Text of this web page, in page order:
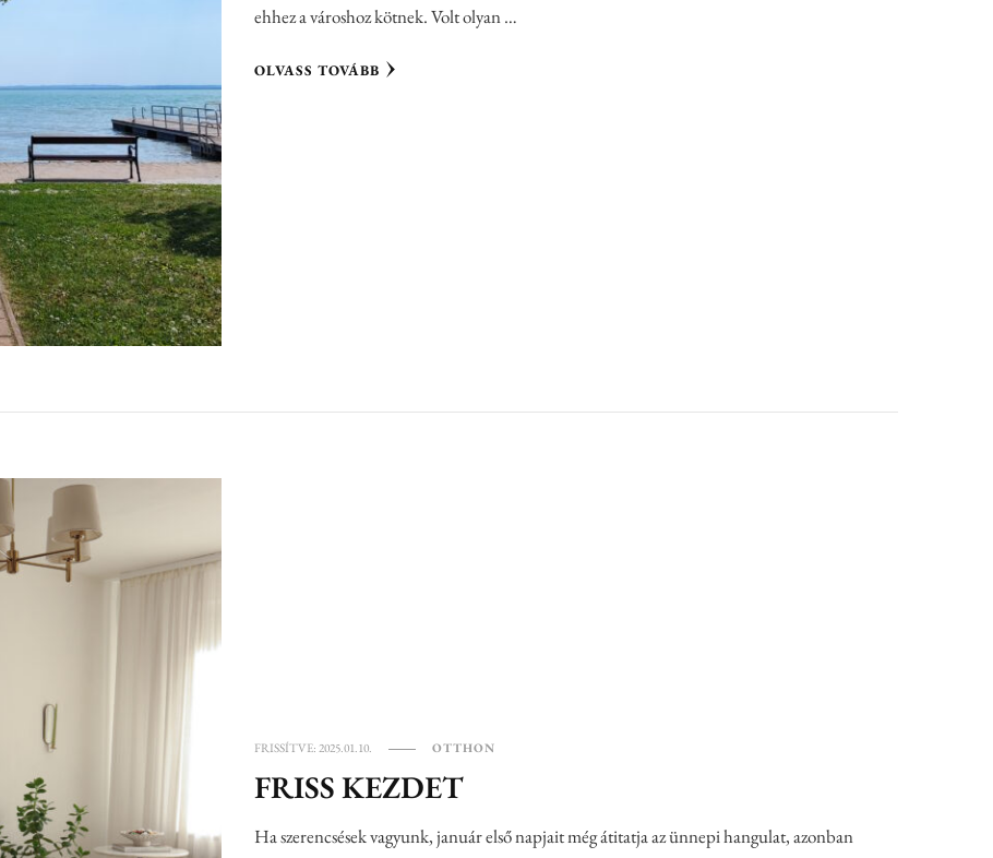
ehhez a városhoz kötnek. Volt olyan …
OLVASS TOVÁBB
FRISSÍTVE: 2025.01.10. OTTHON
FRISS KEZDET
Ha szerencsések vagyunk, január első napjait még átitatja az ünnepi hangulat, azonban